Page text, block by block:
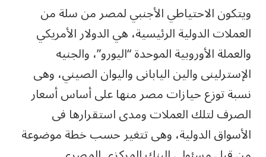
ويتكون الاحتياطي الأجنبي لمصر من سلة من
العملات الدولية الرئيسية، هي الدولار الأمريكي
والعملة الأوروبية الموحدة “اليورو”، والجنيه
الإسترلينى والين اليابانى واليوان الصيني، وهى
نسبة توزع حيازات مصر منها على أساس أسعار
الصرف لتلك العملات ومدى استقرارها فى
الأسواق الدولية، وهى تتغير حسب خطة موضوعة